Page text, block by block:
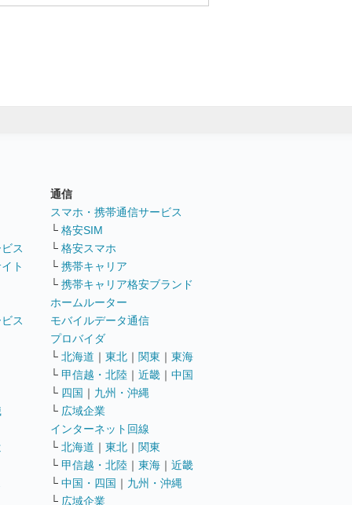
ス
ト
ス
通信
スマホ・携帯通信サービス
└ 格安SIM
└ 格安スマホ
└ 携帯キャリア
└ 携帯キャリア格安ブランド
ホームルーター
モバイルデータ通信
プロバイダ
└ 北海道 ｜ 東北 ｜ 関東 ｜ 東海
└ 甲信越・北陸 ｜ 近畿 ｜ 中国
└ 四国 ｜ 九州・沖縄
└ 広域企業
インターネット回線
└ 北海道 ｜ 東北 ｜ 関東
└ 甲信越・北陸 ｜ 東海 ｜ 近畿
└ 中国・四国 ｜ 九州・沖縄
└ 広域企業